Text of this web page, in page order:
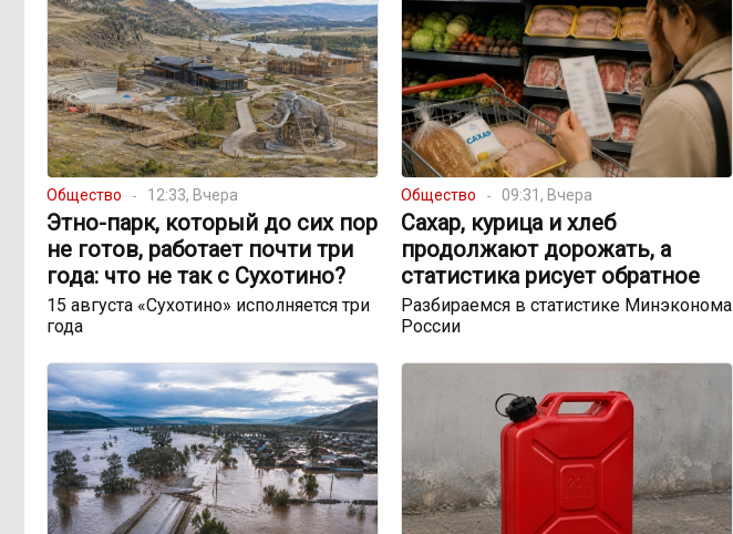
Общество 12:33, Вчера
Этно-парк, который до сих пор
не готов, работает почти три
года: что не так с Сухотино?
15 августа «Сухотино» исполняется три
года
Общество 09:31, Вчера
Сахар, курица и хлеб
продолжают дорожать, а
статистика рисует обратное
Разбираемся в статистике Минэконома
России